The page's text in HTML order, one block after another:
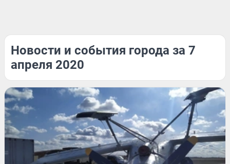
Новости и события города за 7
апреля 2020